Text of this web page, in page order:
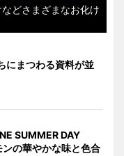
どさまざまなお化け
にまつわる資料が並
SUMMER DAY
の華やかな味と色合